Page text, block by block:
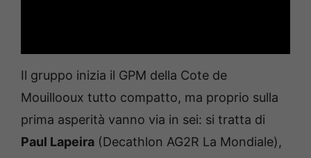
Il gruppo inizia il GPM della Cote de
Mouillooux tutto compatto, ma proprio sulla
prima asperità vanno via in sei: si tratta di
Paul Lapeira (Decathlon AG2R La Mondiale),